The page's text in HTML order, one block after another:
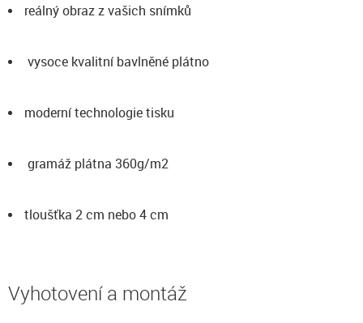
reálný obraz z vašich snímků
vysoce kvalitní bavlněné plátno
moderní technologie tisku
gramáž plátna 360g/m2
tloušťka 2 cm nebo 4 cm
Vyhotovení a montáž